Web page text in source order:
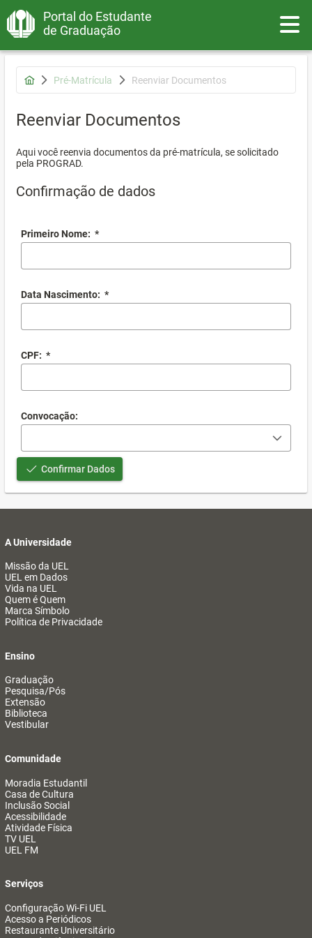
Portal do Estudante
de Graduação
Pré-Matrícula Reenviar Documentos
Reenviar Documentos
Aqui você reenvia documentos da pré-matrícula, se solicitado
pela PROGRAD.
Confirmação de dados
Primeiro Nome: *
Data Nascimento: *
CPF: *
Convocação:
Confirmar Dados
A Universidade
Missão da UEL
UEL em Dados
Vida na UEL
Quem é Quem
Marca Símbolo
Política de Privacidade
Ensino
Graduação
Pesquisa/Pós
Extensão
Biblioteca
Vestibular
Comunidade
Moradia Estudantil
Casa de Cultura
Inclusão Social
Acessibilidade
Atividade Física
TV UEL
UEL FM
Serviços
Configuração Wi-Fi UEL
Acesso a Periódicos
Restaurante Universitário